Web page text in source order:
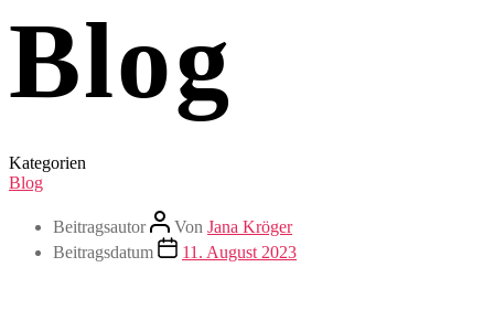
Blog
Kategorien
Blog
Beitragsautor Von Jana Kröger
Beitragsdatum
11. August 2023